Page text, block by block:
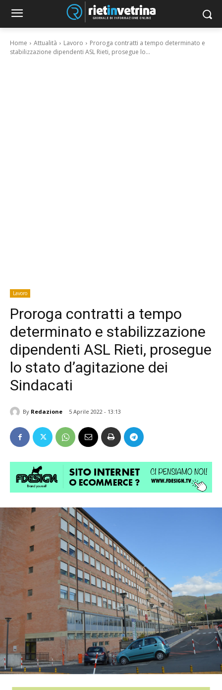
Home Attualità Lavoro
Proroga contratti a tempo determinato e
stabilizzazione dipendenti ASL Rieti, prosegue lo...
Lavoro
Proroga contratti a tempo
determinato e stabilizzazione
dipendenti ASL Rieti, prosegue
lo stato d’agitazione dei
Sindacati
By Redazione 5 Aprile 2022 - 13:13